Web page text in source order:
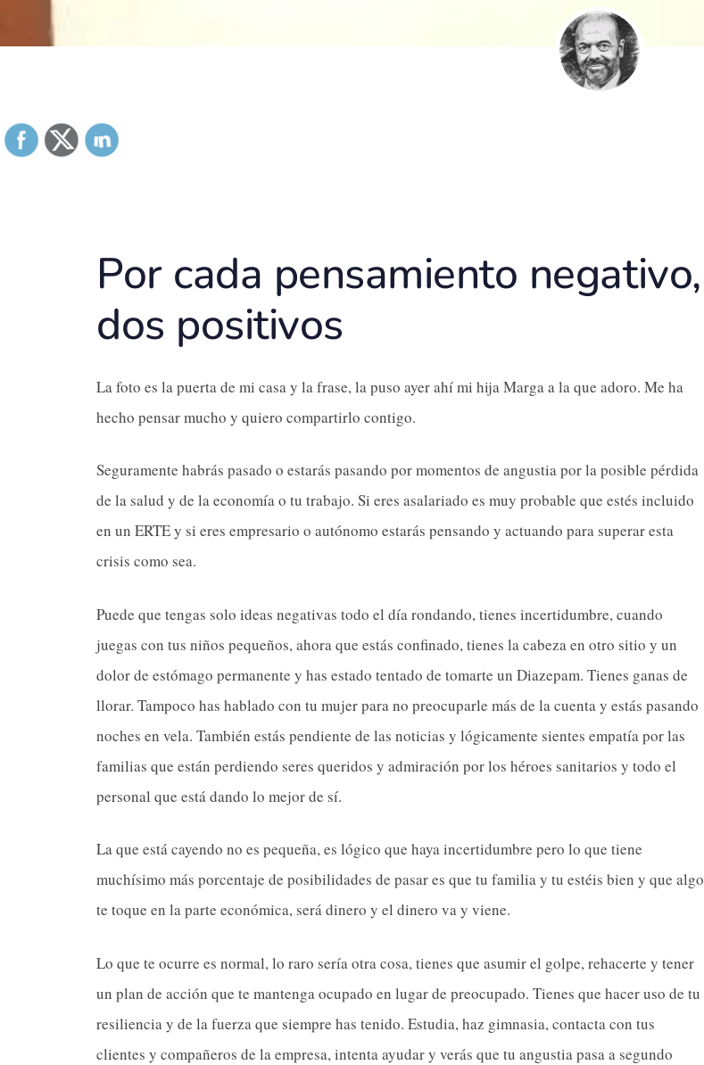
Por cada pensamiento negativo,
dos positivos
La foto es la puerta de mi casa y la frase, la puso ayer ahí mi hija Marga a la que adoro. Me ha
hecho pensar mucho y quiero compartirlo contigo.
Seguramente habrás pasado o estarás pasando por momentos de angustia por la posible pérdida
de la salud y de la economía o tu trabajo. Si eres asalariado es muy probable que estés incluido
en un ERTE y si eres empresario o autónomo estarás pensando y actuando para superar esta
crisis como sea.
Puede que tengas solo ideas negativas todo el día rondando, tienes incertidumbre, cuando
juegas con tus niños pequeños, ahora que estás confinado, tienes la cabeza en otro sitio y un
dolor de estómago permanente y has estado tentado de tomarte un Diazepam. Tienes ganas de
llorar. Tampoco has hablado con tu mujer para no preocuparle más de la cuenta y estás pasando
noches en vela. También estás pendiente de las noticias y lógicamente sientes empatía por las
familias que están perdiendo seres queridos y admiración por los héroes sanitarios y todo el
personal que está dando lo mejor de sí.
La que está cayendo no es pequeña, es lógico que haya incertidumbre pero lo que tiene
muchísimo más porcentaje de posibilidades de pasar es que tu familia y tu estéis bien y que algo
te toque en la parte económica, será dinero y el dinero va y viene.
Lo que te ocurre es normal, lo raro sería otra cosa, tienes que asumir el golpe, rehacerte y tener
un plan de acción que te mantenga ocupado en lugar de preocupado. Tienes que hacer uso de tu
resiliencia y de la fuerza que siempre has tenido. Estudia, haz gimnasia, contacta con tus
clientes y compañeros de la empresa, intenta ayudar y verás que tu angustia pasa a segundo